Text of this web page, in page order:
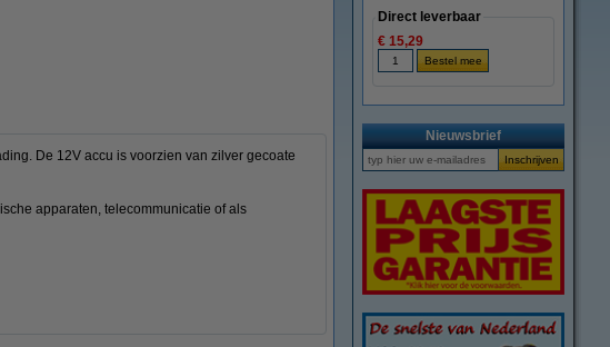
De 12V accu is voorzien van zilver gecoate
apparaten, telecommunicatie of als
Direct leverbaar
€ 15,29
Nieuwsbrief